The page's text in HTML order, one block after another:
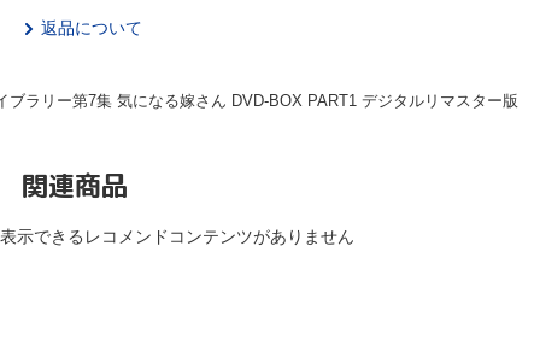
返品について
ブラリー第7集 気になる嫁さん DVD-BOX PART1 デジタルリマスター版
関連商品
表示できるレコメンドコンテンツがありません